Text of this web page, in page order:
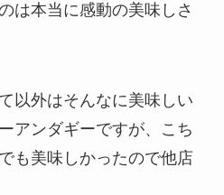
は本当に感動の美味しさ
以外はそんなに美味しい
アンダギーですが、こち
も美味しかったので他店